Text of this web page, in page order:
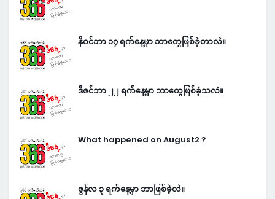
နိုဝင်ဘာ ၁၇ ရက်နေ့မှာ ဘာတွေဖြစ်ခဲ့တာလဲ။
ဒီဇင်ဘာ ၂၂ ရက်နေ့မှာ ဘာတွေဖြစ်ခဲ့သလဲ။
What happened on August2 ?
ဇွန်လ ၃ ရက်နေ့မှာ ဘာဖြစ်ခဲ့လဲ။